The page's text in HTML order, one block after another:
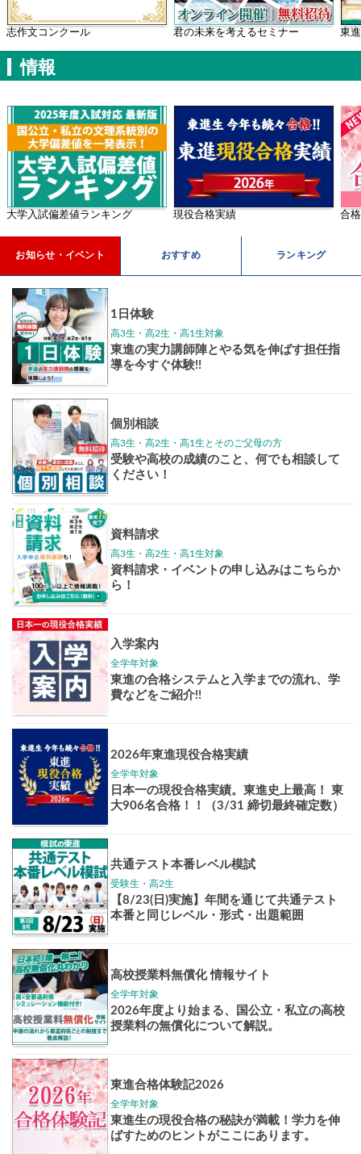
学年別案内
高3生 高2生 高1生 中学生 高
Pick up!